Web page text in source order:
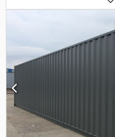
الباب:2.280 مم
, ارتفاع فتحة الباب: